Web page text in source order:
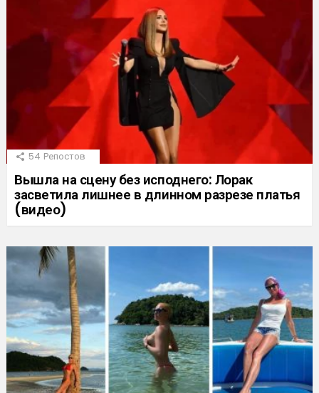
54 Репостов
Вышла на сцену без исподнего: Лорак
засветила лишнее в длинном разрезе платья
(видео)